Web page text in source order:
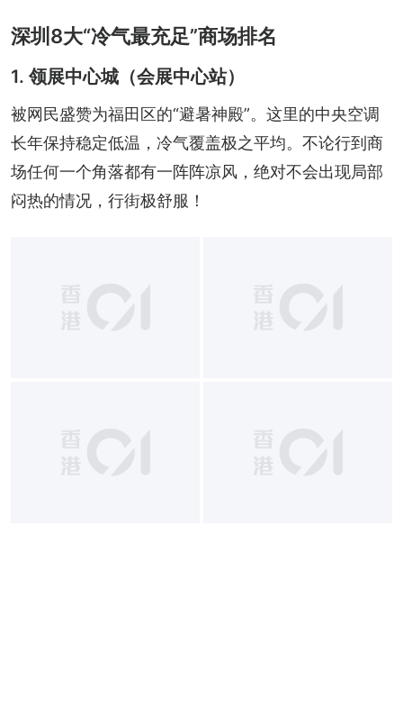
深圳8大“冷气最充足”商场排名
1. 领展中心城（会展中心站）
被网民盛赞为福田区的“避暑神殿”。这里的中央空调
长年保持稳定低温，冷气覆盖极之平均。不论行到商
场任何一个角落都有一阵阵凉风，绝对不会出现局部
闷热的情况，行街极舒服！